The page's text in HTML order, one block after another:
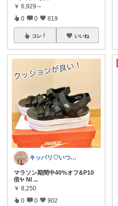
￥ 6,929～
0 0 819
コレ いいね
キッパリ♡いつもありがとうございます🌸
マラソン期間中40%オフ&P10
倍✨ NI ...
￥ 8,250
0 0 902